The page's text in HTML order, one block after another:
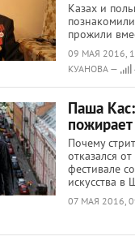
Казах и
прожили
09 МАЯ 2016,
КУАНОВА —
Паша
Почему
отказался
фестивале
искусства в
07 МАЯ 2016,